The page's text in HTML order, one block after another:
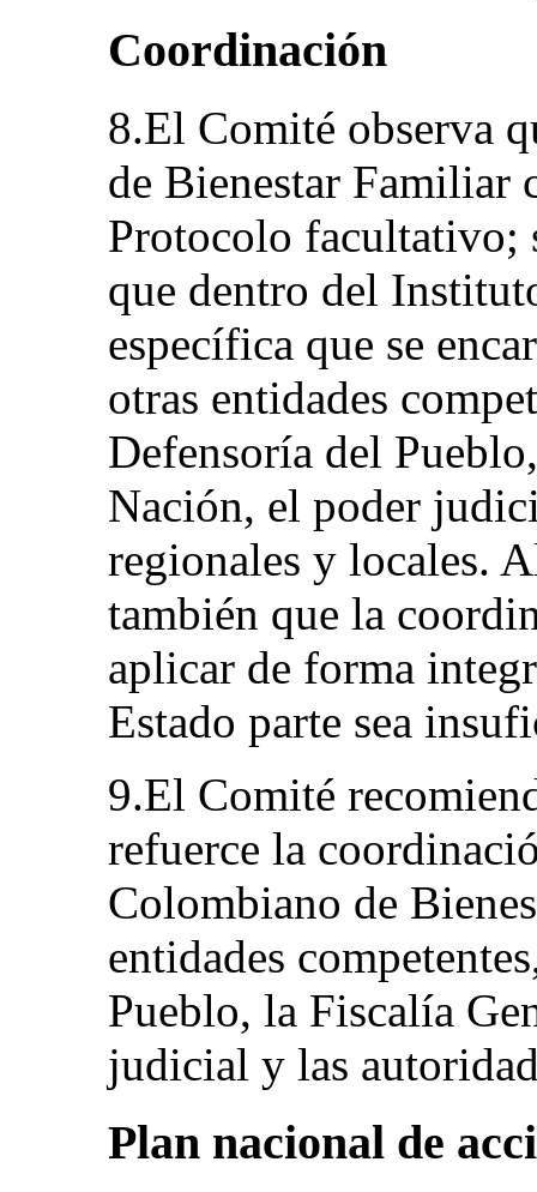
Coordinación
8.El Comité observa
de Bienestar Familiar
Protocolo facultativo;
que dentro del
específica que se
otras entidades
Defensoría del
Nación, el poder
regionales y locales.
también que la
aplicar de forma
Estado parte sea
9.El Comité
refuerce la
Colombiano de
entidades
Pueblo, la Fiscalía
judicial y las
Plan nacional de